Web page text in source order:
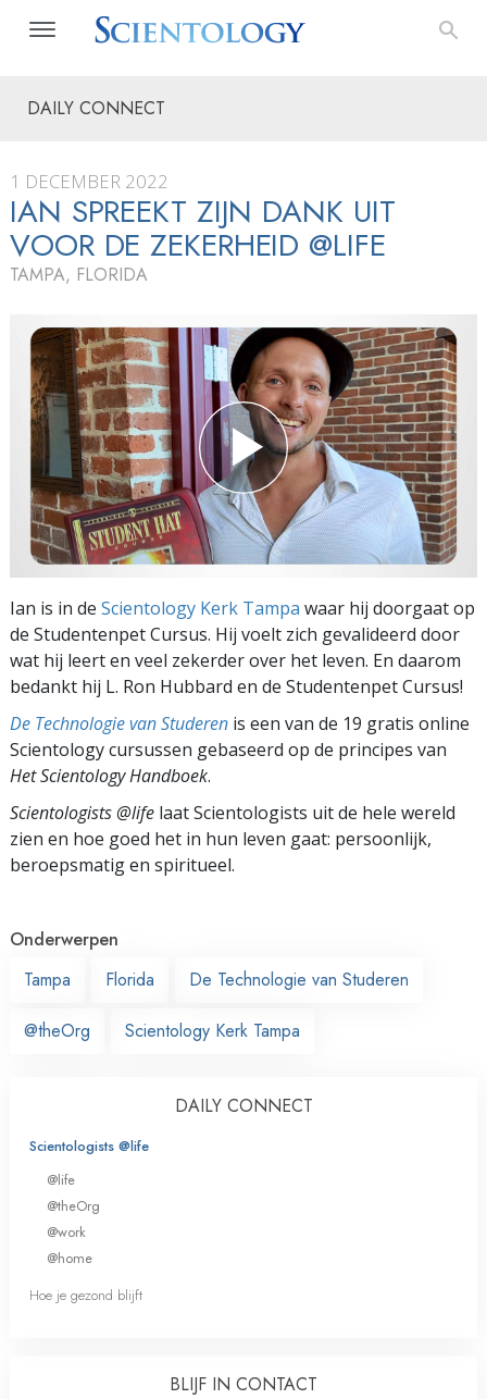
DAILY CONNECT
1 DECEMBER 2022
IAN SPREEKT ZIJN DANK UIT
VOOR DE ZEKERHEID @LIFE
TAMPA, FLORIDA
Ian is in de Scientology Kerk Tampa waar hij doorgaat op
de Studentenpet Cursus. Hij voelt zich gevalideerd door
wat hij leert en veel zekerder over het leven. En daarom
bedankt hij L. Ron Hubbard en de Studentenpet Cursus!
De Technologie van Studeren is een van de 19 gratis online
Scientology cursussen gebaseerd op de principes van
Het Scientology Handboek.
Scientologists @life laat Scientologists uit de hele wereld
zien en hoe goed het in hun leven gaat: persoonlijk,
beroepsmatig en spiritueel.
Onderwerpen
Tampa
Florida De Technologie van Studeren
@theOrg Scientology Kerk Tampa
DAILY CONNECT
Scientologists @life
@life
@theOrg
@work
@home
Hoe je gezond blijft
BLIJF IN CONTACT